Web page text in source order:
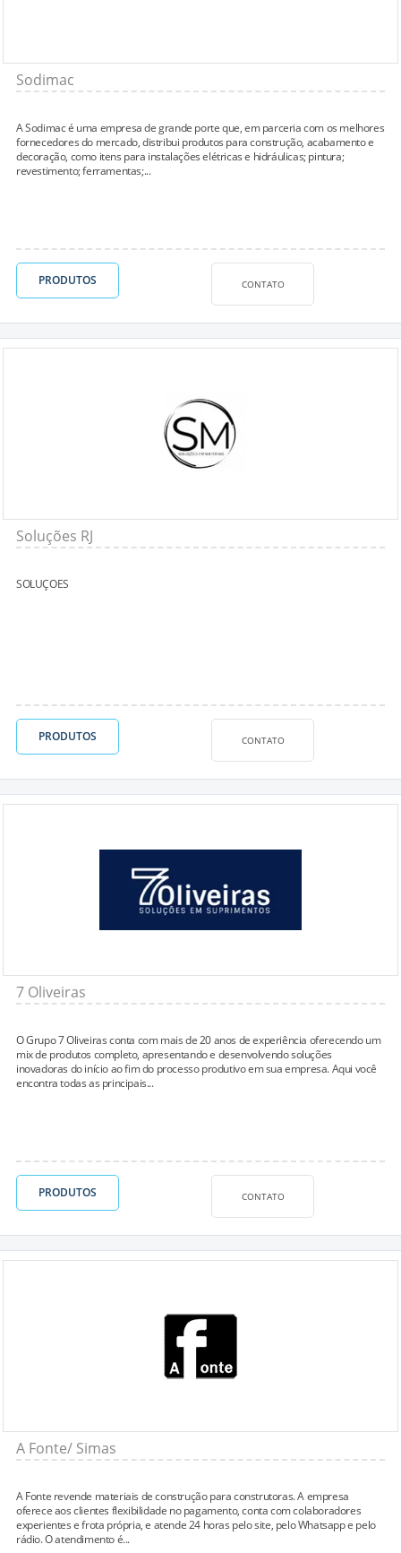
Sodimac
A Sodimac é uma empresa de grande porte que, em parceria com os melhores
fornecedores do mercado, distribui produtos para construção, acabamento e
decoração, como itens para instalações elétricas e hidráulicas; pintura;
revestimento; ferramentas;...
PRODUTOS CONTATO
Soluções RJ
SOLUÇOES
PRODUTOS CONTATO
7 Oliveiras
O Grupo 7 Oliveiras conta com mais de 20 anos de experiência oferecendo um
mix de produtos completo, apresentando e desenvolvendo soluções
inovadoras do início ao fim do processo produtivo em sua empresa. Aqui você
encontra todas as principais...
PRODUTOS CONTATO
A Fonte/ Simas
A Fonte revende materiais de construção para construtoras. A empresa
oferece aos clientes flexibilidade no pagamento, conta com colaboradores
experientes e frota própria, e atende 24 horas pelo site, pelo Whatsapp e pelo
rádio. O atendimento é...